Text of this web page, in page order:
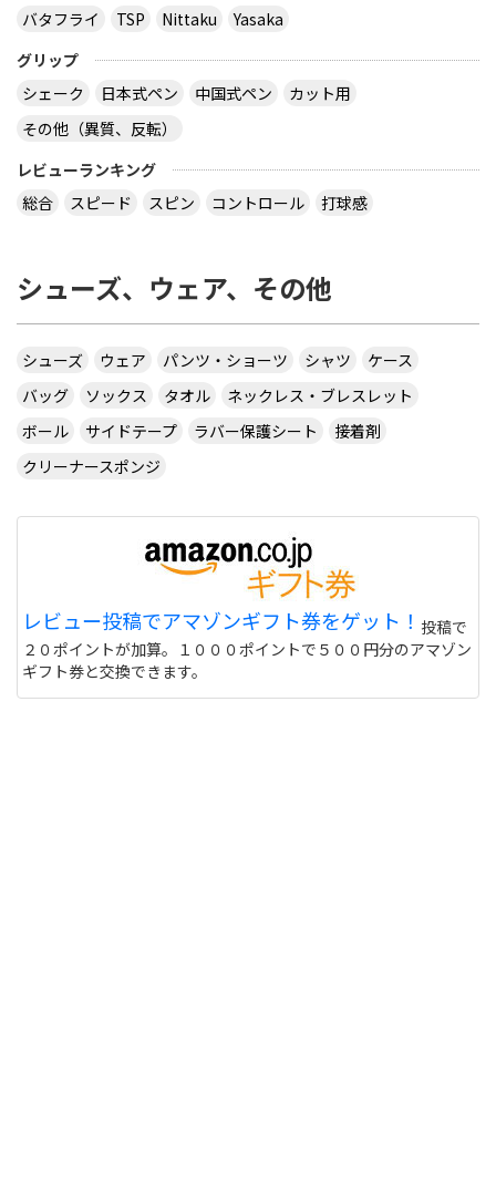
バタフライ
TSP Nittaku
Yasaka
グリップ
シェーク
日本式ペン 中国式ペン
カット用
その他（異質、反転）
レビューランキング
総合
スピード スピン コントロール 打球感
シューズ、ウェア、その他
シューズ ウェア パンツ・ショーツ シャツ
ケース
バッグ
ソックス タオル
ネックレス・ブレスレット
ボール
サイドテープ ラバー保護シート
接着剤
クリーナースポンジ
レビュー投稿でアマゾンギフト券をゲット！ 投稿で
２０ポイントが加算。１０００ポイントで５００円分のアマゾン
ギフト券と交換できます。